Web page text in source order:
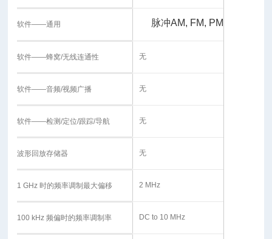
软件——通用 脉冲AM, FM, PM
软件——蜂窝/无线连通性 无
软件——音频/视频广播 无
软件——检测/定位/跟踪/导航 无
波形回放存储器 无
1 GHz 时的频率调制最大偏移 2 MHz
100 kHz 频偏时的频率调制率 DC to 10 MHz